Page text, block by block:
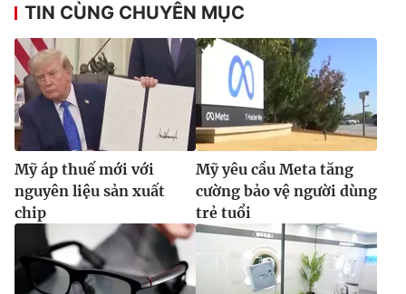
TIN CÙNG CHUYÊN MỤC
Mỹ áp thuế mới với
nguyên liệu sản xuất
chip
Mỹ yêu cầu Meta tăng
cường bảo vệ người dùng
trẻ tuổi